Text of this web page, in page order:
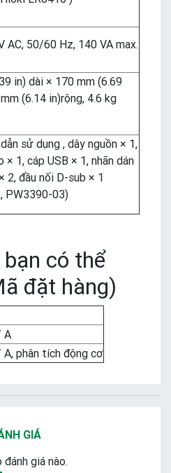
AC, 50/60 Hz, 140 VA max.
in) dài × 170 mm (6.69
(6.14 in)rộng, 4.6 kg
sử dụng , dây nguồn × 1,
× 1, cáp USB × 1, nhãn dán
2, đầu nối D-sub × 1
PW3390-03)
có thể
đặt hàng)
A
A, phân tích động cơ
GIÁ
đánh giá nào.